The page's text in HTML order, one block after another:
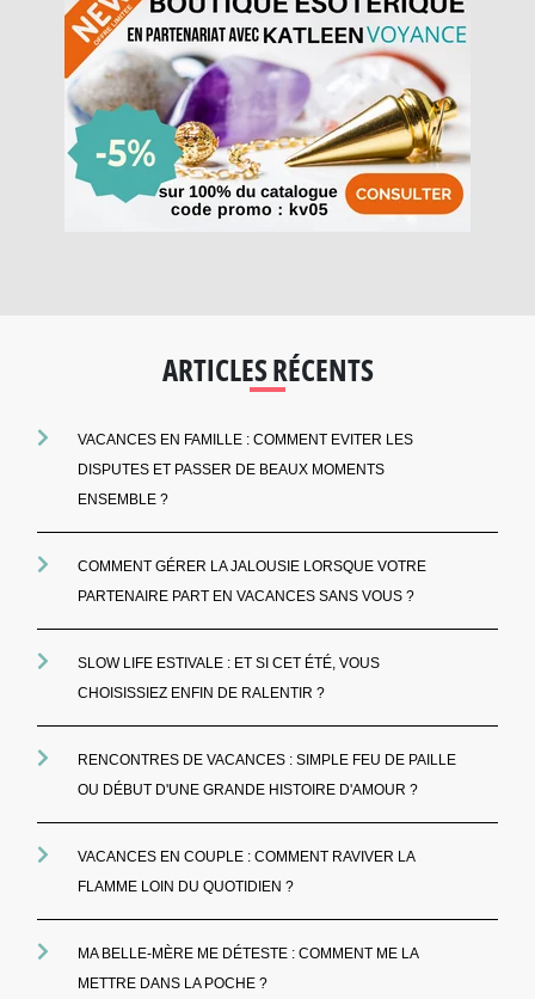
ARTICLES RÉCENTS
VACANCES EN FAMILLE : COMMENT EVITER LES
DISPUTES ET PASSER DE BEAUX MOMENTS
ENSEMBLE ?
COMMENT GÉRER LA JALOUSIE LORSQUE VOTRE
PARTENAIRE PART EN VACANCES SANS VOUS ?
SLOW LIFE ESTIVALE : ET SI CET ÉTÉ, VOUS
CHOISISSIEZ ENFIN DE RALENTIR ?
RENCONTRES DE VACANCES : SIMPLE FEU DE PAILLE
OU DÉBUT D'UNE GRANDE HISTOIRE D'AMOUR ?
VACANCES EN COUPLE : COMMENT RAVIVER LA
FLAMME LOIN DU QUOTIDIEN ?
MA BELLE-MÈRE ME DÉTESTE : COMMENT ME LA
METTRE DANS LA POCHE ?